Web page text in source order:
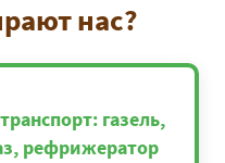
нас?
газель,
рефрижератор